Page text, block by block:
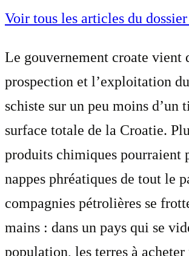
Voir tous les articles du dossier
Le gouvernement croate vient
prospection et l’exploitation
schiste sur un peu moins d’un
surface totale de la Croatie.
produits chimiques pourraient
nappes phréatiques de tout le
compagnies pétrolières se
mains : dans un pays qui se
population, les terres à acheter